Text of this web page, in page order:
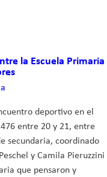
la Escuela Primaria
deportivo en el
entre 20 y 21, entre
secundaria, coordinado
y Camila Pieruzzini
que pensaron y